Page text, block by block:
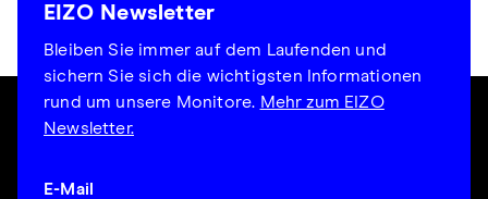
EIZO Newsletter
Bleiben Sie immer auf dem Laufenden und
sichern Sie sich die wichtigsten Informationen
rund um unsere Monitore. Mehr zum EIZO
Newsletter.
E-Mail